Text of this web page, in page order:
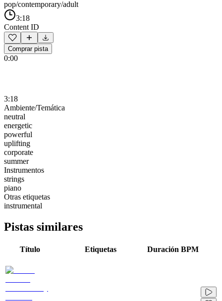
pop/contemporary/adult
3:18
Content ID
Comprar pista
0:00
3:18
Ambiente/Temática
neutral
energetic
powerful
uplifting
corporate
summer
Instrumentos
strings
piano
Otras etiquetas
instrumental
Pistas similares
Título Etiquetas Duración BPM